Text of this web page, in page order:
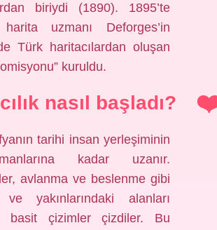
biriydi (1890). 1895’te
harita uzmanı Deforges’in
Türk haritacılardan oluşan
kuruldu.
nasıl başladı?
tarihi insan yerleşiminin
kadar uzanır.
avlanma ve beslenme gibi
yakınlarındaki alanları
basit çizimler çizdiler. Bu